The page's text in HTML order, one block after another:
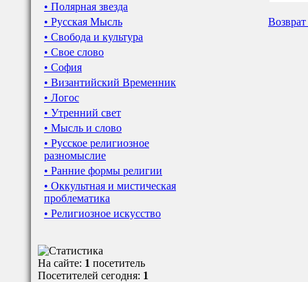
• Полярная звезда
• Русская Мысль
• Свобода и культура
• Свое слово
• София
• Византийский Временник
• Логос
• Утренний свет
• Мысль и слово
• Русское религиозное
разномыслие
• Ранние формы религии
• Оккультная и мистическая
проблематика
• Религиозное искусство
На сайте: 1 посетитель
Посетителей сегодня: 1
Возврат